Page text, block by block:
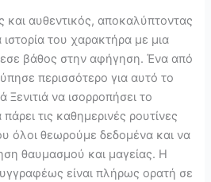
αυθεντικός, αποκαλύπτοντας
ιστορία του χαρακτήρα με μια
βάθος στην αφήγηση. Ένα από
περισσότερο για αυτό το
Ξενιτιά να ισορροπήσει το
τις καθημερινές ρουτίνες
όλοι θεωρούμε δεδομένα και να
θαυμασμού και μαγείας. Η
είναι πλήρως ορατή σε